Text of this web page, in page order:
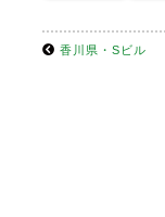
香川県・Sビル